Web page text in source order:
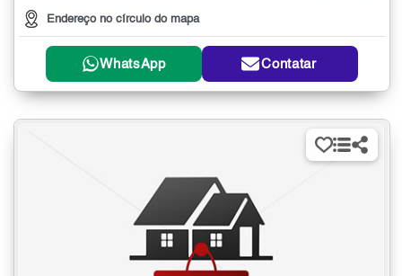
Endereço no círculo do mapa
WhatsApp Contatar